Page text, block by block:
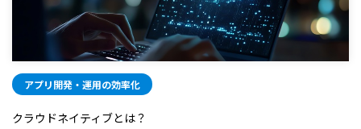
アプリ開発・運用の効率化
クラウドネイティブとは？